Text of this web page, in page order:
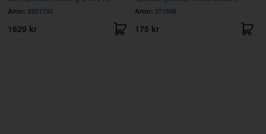
Artnr: 8251733
1629 kr
Artnr: 271598
175 kr